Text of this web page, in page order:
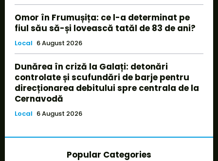
Omor în Frumușița: ce l-a determinat pe
fiul său să-și lovească tatăl de 83 de ani?
Local 6 August 2026
Dunărea în criză la Galați: detonări
controlate și scufundări de barje pentru
direcționarea debitului spre centrala de la
Cernavodă
Local 6 August 2026
Popular Categories